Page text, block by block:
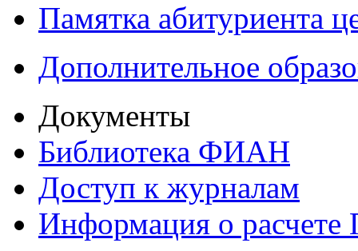
Памятка абитуриента
Дополнительное
Документы
Библиотека ФИАН
Доступ к журналам
Информация о